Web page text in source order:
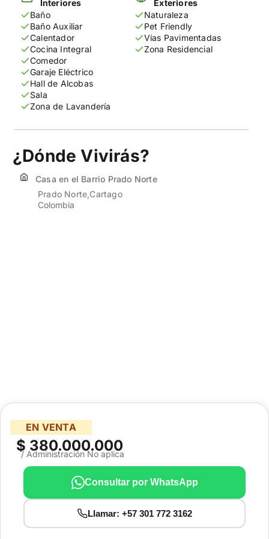
Interiores
Baño
Baño Auxiliar
Calentador
Cocina Integral
Comedor
Garaje Eléctrico
Hall de Alcobas
Sala
Zona de Lavandería
Exteriores
Naturaleza
Pet Friendly
Vías Pavimentadas
Zona Residencial
¿Dónde Vivirás?
Casa en el Barrio Prado Norte
Prado Norte Cartago
Colombia
EN VENTA
$ 380.000.000
/ Administración No aplica
Consultar por WhatsApp
Llamar: +57 301 772 3162